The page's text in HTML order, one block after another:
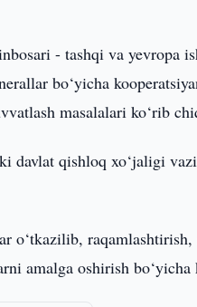
- tashqi va yevropa
bo‘yicha
masalalari ko‘rib
davlat qishloq xo‘jaligi
o‘tkazilib,
amalga oshirish